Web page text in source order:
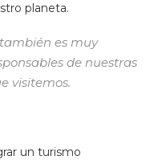
planeta.
es muy
de nuestras
visitemos.
un turismo